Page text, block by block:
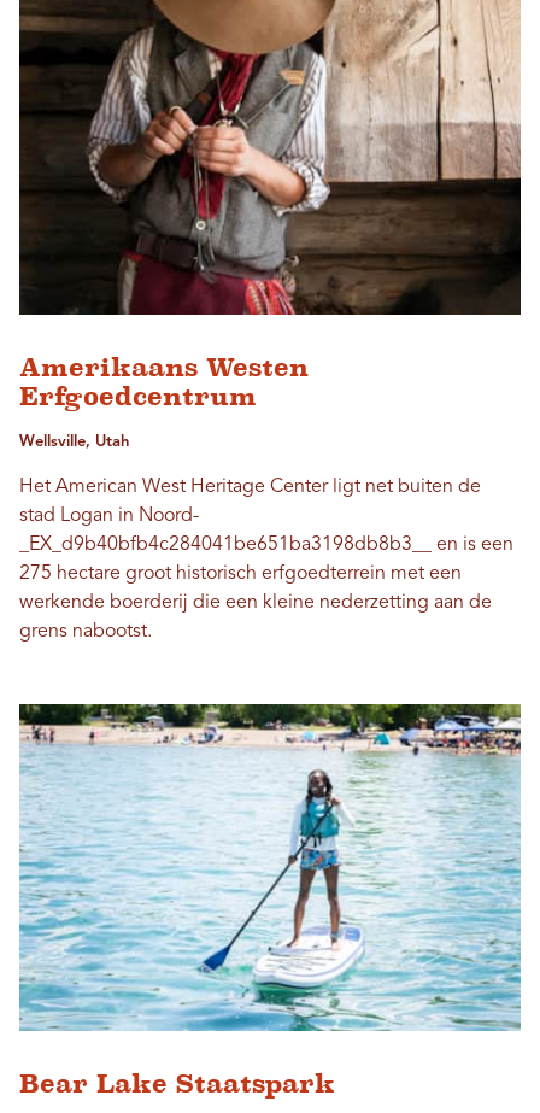
Amerikaans Westen
Erfgoedcentrum
Wellsville, Utah
Het American West Heritage Center ligt net buiten de
stad Logan in Noord-
_EX_d9b40bfb4c284041be651ba3198db8b3__ en is een
275 hectare groot historisch erfgoedterrein met een
werkende boerderij die een kleine nederzetting aan de
grens nabootst.
Bear Lake Staatspark